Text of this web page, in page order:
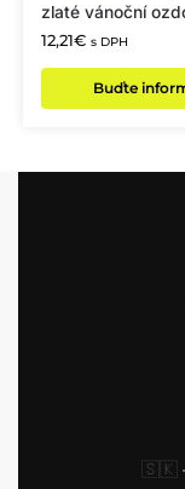
zlaté vánoční
12,21€ s DPH
Buďte
🇸🇰